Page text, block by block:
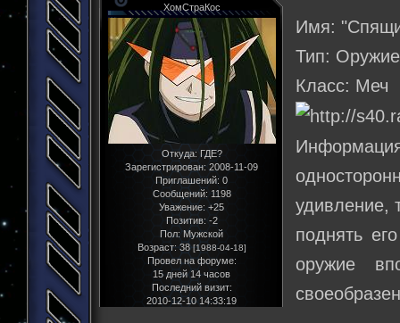
ХомСтраКос
Откуда: ГДЕ?
Зарегистрирован: 2008-11-09
Приглашений: 0
Сообщений: 1198
Уважение: +25
Позитив: -2
Пол: Мужской
Возраст: 38[1988-04-18]
Провел на форуме:
15 дней 14 часов
Последний визит:
2010-12-10 14:33:19
Имя:
Тип: Оружие
Класс: Меч
удивление,
поднять
оружие